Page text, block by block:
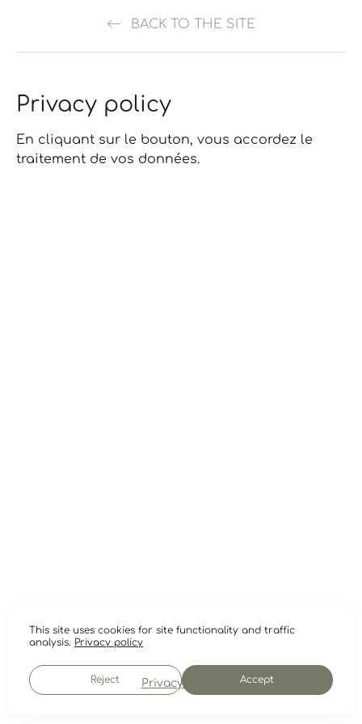
BACK TO THE SITE
Privacy policy
En cliquant sur le bouton, vous accordez le
traitement de vos données.
Privacy policy
This site uses cookies for site functionality and traffic
analysis. Privacy policy
Reject Accept